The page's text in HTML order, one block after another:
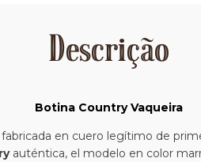
Descrição
Botina Country Vaqueira
fabricada en cuero legítimo de
auténtica, el modelo en color